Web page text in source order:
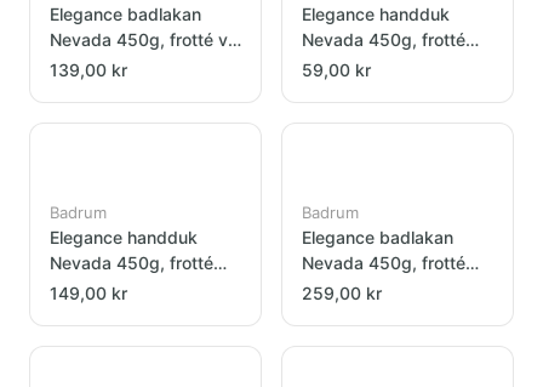
Elegance badlakan
Nevada 450g, frotté vit
100x150cm
139,00 kr
Elegance handduk
Nevada 450g, frotté
grå 50x70cm
59,00 kr
Badrum
Elegance handduk
Nevada 450g, frotté
grå 70x140cm
149,00 kr
Badrum
Elegance badlakan
Nevada 450g, frotté
grå 100x150cm
259,00 kr